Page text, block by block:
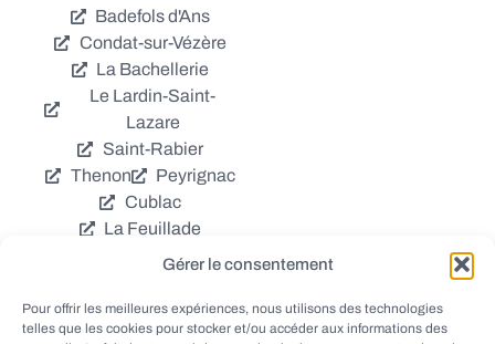
Gérer le consentement
Pour offrir les meilleures expériences, nous utilisons des technologies
telles que les cookies pour stocker et/ou accéder aux informations des
Badefols d'Ans
Condat-sur-Vézère
La Bachellerie
Le Lardin-Saint-
Lazare
Saint-Rabier
Thenon
Peyrignac
Cublac
La Feuillade
Chavagnac
Coly
Grèzes
Aubas
Villac